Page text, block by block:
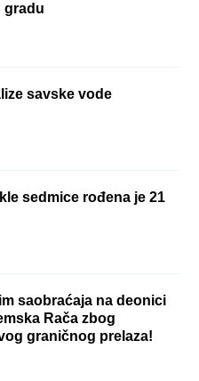
gradu
savske vode
sedmice rođena je 21
saobraćaja na deonici
Rača zbog
graničnog prelaza!